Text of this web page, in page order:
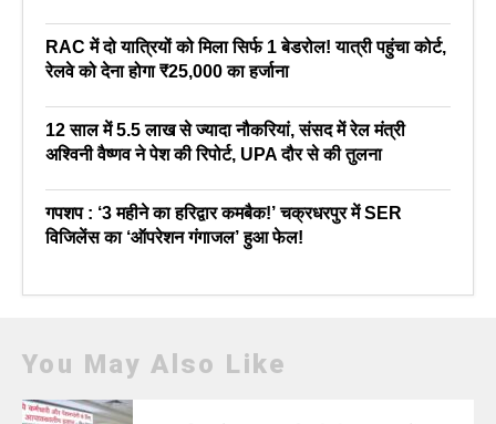
RAC में दो यात्रियों को मिला सिर्फ 1 बेडरोल! यात्री पहुंचा कोर्ट,
रेलवे को देना होगा ₹25,000 का हर्जाना
12 साल में 5.5 लाख से ज्यादा नौकरियां, संसद में रेल मंत्री
अश्विनी वैष्णव ने पेश की रिपोर्ट, UPA दौर से की तुलना
गपशप : ‘3 महीने का हरिद्वार कमबैक!’ चक्रधरपुर में SER
विजिलेंस का ‘ऑपरेशन गंगाजल’ हुआ फेल!
You May Also Like